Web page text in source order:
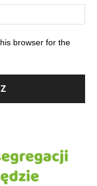
browser for the